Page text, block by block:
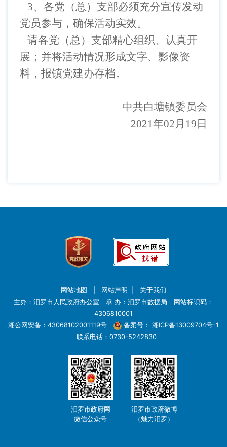
3、各党（总）支部必须充分宣传发动
党员参与，确保活动实效。
请各党（总）支部精心组织、认真开
展 ；并将活动情况形成文字、 影像资
料 ， 报镇党建办存档。
中共白塘镇委员会
2021年02月 19 日
网站地图 网站声明
关于我们
主办：汨罗市人民政府办公室 承 办：汨罗市数据局 网站标识码：
4306810001
湘公网安备：43068102001119号
备案号： 湘ICP备13009704号-1
联系电话：0730-5242830
汨罗市政府网
微信公众号
汨罗市政府微博
（魅力汨罗）